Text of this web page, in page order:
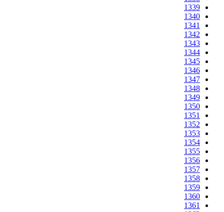
1339
1340
1341
1342
1343
1344
1345
1346
1347
1348
1349
1350
1351
1352
1353
1354
1355
1356
1357
1358
1359
1360
1361